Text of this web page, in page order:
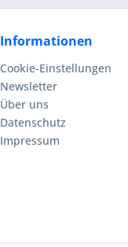
Informationen
Cookie-Einstellungen
Newsletter
Über uns
Datenschutz
Impressum